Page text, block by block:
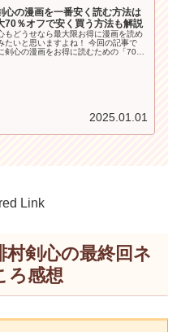
心の漫画を一番安く読む方法は
70％オフで安く買う方法も解説
もどうせなら最大限お得に漫画を読め
と思いますよね！ 今回の記事で
剣心の漫画をお得に読むための「70％
2025.01.01
Link
村剣心の最終回ネ
ろ感想